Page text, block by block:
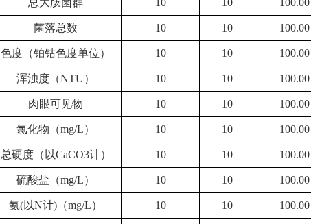
总大肠菌群 10 10 100.00
菌落总数 10 10 100.00
色度（铂钴色度单位） 10 10 100.00
浑浊度（NTU） 10 10 100.00
肉眼可见物 10 10 100.00
氯化物（mg/L） 10 10 100.00
总硬度（以CaCO3计） 10 10 100.00
硫酸盐（mg/L） 10 10 100.00
氨(以N计)（mg/L） 10 10 100.00